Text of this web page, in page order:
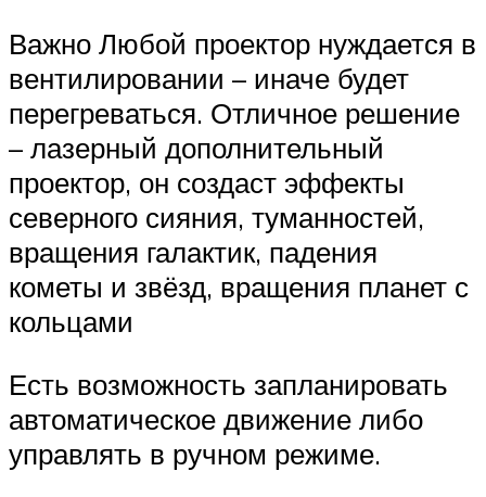
Важно Любой проектор нуждается в
вентилировании – иначе будет
перегреваться. Отличное решение
– лазерный дополнительный
проектор, он создаст эффекты
северного сияния, туманностей,
вращения галактик, падения
кометы и звёзд, вращения планет с
кольцами
Есть возможность запланировать
автоматическое движение либо
управлять в ручном режиме.